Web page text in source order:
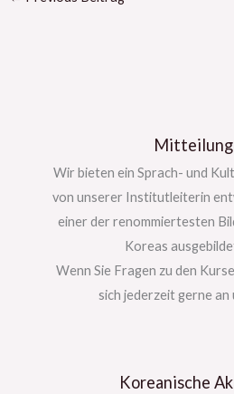
Wir bieten ein Sprach- und
von unserer Institutleiterin
einer der renommiertesten
Koreas
Wenn Sie Fragen zu den
sich jederzeit gerne an
Koreanische